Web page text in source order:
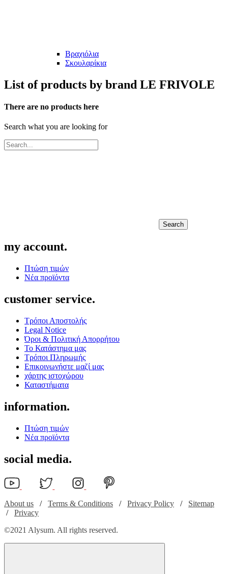
Βραχιόλια
Σκουλαρίκια
List of products by brand LE FRIVOLE
There are no products here
Search what you are looking for
Search
my account.
Πτώση τιμών
Νέα προϊόντα
customer service.
Τρόποι Αποστολής
Legal Notice
Όροι & Πολιτική Απορρήτου
Το Κατάστημα μας
Τρόποι Πληρωμής
Επικοινωνήστε μαζί μας
χάρτης ιστοχώρου
Καταστήματα
information.
Πτώση τιμών
Νέα προϊόντα
social media.
About us / Terms & Conditions / Privacy Policy / Sitemap
/ Privacy
©2021 Alysum. All rights reserved.